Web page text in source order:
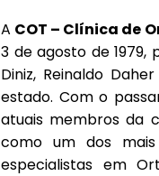
A COT – Clínica de
3 de agosto de 1979,
Diniz, Reinaldo
estado. Com o
atuais membros da
como um dos
especialistas em